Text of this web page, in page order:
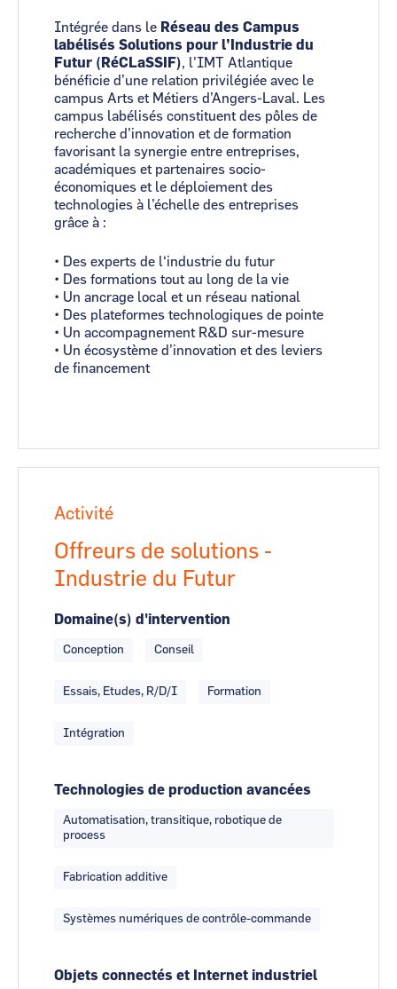
Intégrée dans le Réseau des Campus
labélisés Solutions pour l’Industrie du
Futur (RéCLaSSIF), l'IMT Atlantique
bénéficie d’une relation privilégiée avec le
campus Arts et Métiers d’Angers-Laval. Les
campus labélisés constituent des pôles de
recherche d’innovation et de formation
favorisant la synergie entre entreprises,
académiques et partenaires socio-
économiques et le déploiement des
technologies à l’échelle des entreprises
grâce à :
• Des experts de l‘industrie du futur
• Des formations tout au long de la vie
• Un ancrage local et un réseau national
• Des plateformes technologiques de pointe
• Un accompagnement R&D sur-mesure
• Un écosystème d’innovation et des leviers
de financement
Activité
Offreurs de solutions -
Industrie du Futur
Domaine(s) d'intervention
Conception Conseil
Essais, Etudes, R/D/I Formation
Intégration
Technologies de production avancées
Automatisation, transitique, robotique de
process
Fabrication additive
Systèmes numériques de contrôle-commande
Objets connectés et Internet industriel